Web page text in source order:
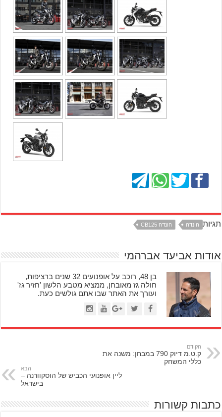
תגיות הונדה הונדה CB125
אודות אביעד אברהמי
בן 48, רוכב על אופנועים 32 שנים ברציפות,
חולה גז מאובחן, ממציא מטבע הלשון 'חזיר גז'
ועורך את האתר שבו אתם גולשים כעת.
הקודם
ק.ט.מ דיוק 790 במבחן: משנה את
כללי המשחק
הבא
ליין אופנועי הכביש של הוסקוורנה –
בישראל
כתבות קשורות